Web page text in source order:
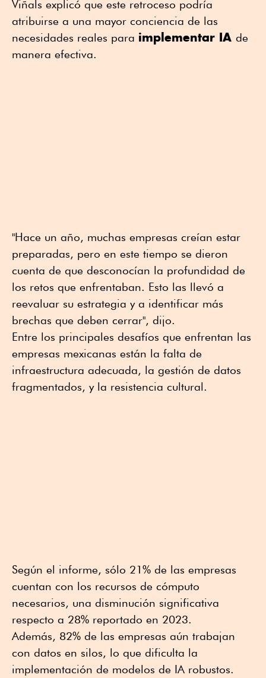
Viñals explicó que este retroceso podría
atribuirse a una mayor conciencia de las
necesidades reales para implementar IA de
manera efectiva.
"Hace un año, muchas empresas creían estar
preparadas, pero en este tiempo se dieron
cuenta de que desconocían la profundidad de
los retos que enfrentaban. Esto las llevó a
reevaluar su estrategia y a identificar más
brechas que deben cerrar", dijo.
Entre los principales desafíos que enfrentan las
empresas mexicanas están la falta de
infraestructura adecuada, la gestión de datos
fragmentados, y la resistencia cultural.
Según el informe, sólo 21% de las empresas
cuentan con los recursos de cómputo
necesarios, una disminución significativa
respecto a 28% reportado en 2023.
Además, 82% de las empresas aún trabajan
con datos en silos, lo que dificulta la
implementación de modelos de IA robustos.